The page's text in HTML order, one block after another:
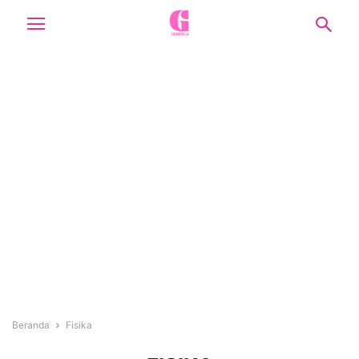
Beranda Fisika